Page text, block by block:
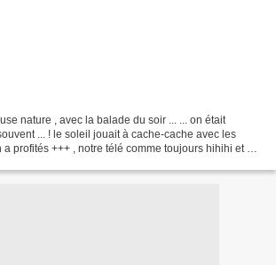
nature , avec la balade du soir ... ... on était
... ! le soleil jouait à cache-cache avec les
profités +++ , notre télé comme toujours hihihi et un